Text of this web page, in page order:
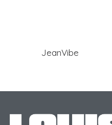
JeanVibe